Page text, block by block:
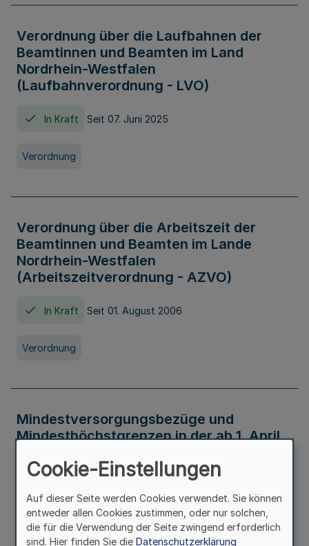
Verordnung über die Laufbahnen der
Beamtinnen und Beamten im Land
Nordrhein-Westfalen
(Laufbahnverordnung - LVO)
In Kraft Seit 07. Juni 2025
Verordnung
Verordnung über die Arbeitszeit der
Beamtinnen und Beamten im Lande
Nordrhein-Westfalen
(Arbeitszeitverordnung - AZVO)
In Kraft Seit 01. August 2006
Verordnung
Mindestversorgungsbezüge und
Mindesthöchstgrenzen in der ab 1. April
Verwaltungsvorschrift
Cookie-Einstellungen
Auf dieser Seite werden Cookies verwendet. Sie können
entweder allen Cookies zustimmen, oder nur solchen,
die für die Verwendung der Seite zwingend erforderlich
sind. Hier finden Sie die Datenschutzerklärung